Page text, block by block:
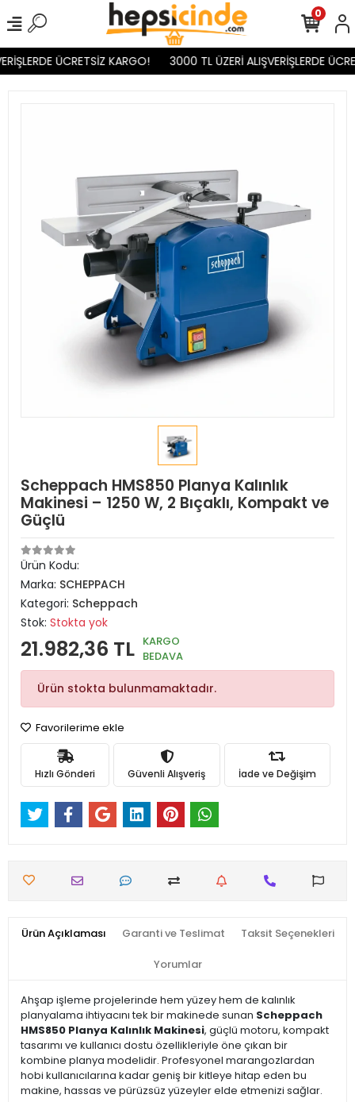
ÜCRETSİZ KARGO! 3000 TL ÜZERİ ALIŞVERİŞLERDE
0
Scheppach HMS850 Planya Kalınlık
Makinesi – 1250 W, 2 Bıçaklı, Kompakt ve
Güçlü
Ürün Kodu:
Marka: SCHEPPACH
Kategori: Scheppach
Stok: Stokta yok
21.982,36 TL KARGO
BEDAVA
Ürün stokta bulunmamaktadır.
Favorilerime ekle
Hızlı Gönderi Güvenli Alışveriş İade ve Değişim
Ürün Açıklaması Garanti ve Teslimat Taksit Seçenekleri
Yorumlar
Ahşap işleme projelerinde hem yüzey hem de kalınlık
planyalama ihtiyacını tek bir makinede sunan Scheppach
HMS850 Planya Kalınlık Makinesi, güçlü motoru, kompakt
tasarımı ve kullanıcı dostu özellikleriyle öne çıkan bir
kombine planya modelidir. Profesyonel marangozlardan
hobi kullanıcılarına kadar geniş bir kitleye hitap eden bu
makine, hassas ve pürüzsüz yüzeyler elde etmenizi sağlar.